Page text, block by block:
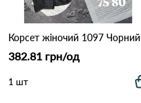
Корсет жіночий 1097 Чорний
382.81 грн/од
1 шт